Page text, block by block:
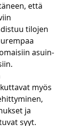
että
tilojen
asuin-
myös
ja
syyt.